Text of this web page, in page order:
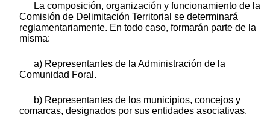
La composición, organización y funcionamiento de la
Comisión de Delimitación Territorial se determinará
reglamentariamente. En todo caso, formarán parte de la
misma:
a) Representantes de la Administración de la
Comunidad Foral.
b) Representantes de los municipios, concejos y
comarcas, designados por sus entidades asociativas.